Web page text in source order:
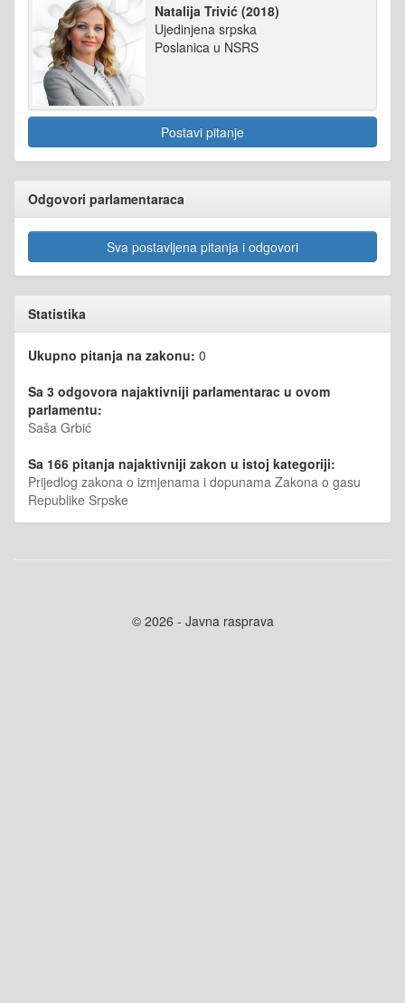
Natalija Trivić (2018)
Ujedinjena srpska
Poslanica u NSRS
Postavi pitanje
Odgovori parlamentaraca
Sva postavljena pitanja i odgovori
Statistika
Ukupno pitanja na zakonu: 0
Sa 3 odgovora najaktivniji parlamentarac u ovom
parlamentu:
Saša Grbić
Sa 166 pitanja najaktivniji zakon u istoj kategoriji:
Prijedlog zakona o izmjenama i dopunama Zakona o gasu
Republike Srpske
© 2026 - Javna rasprava